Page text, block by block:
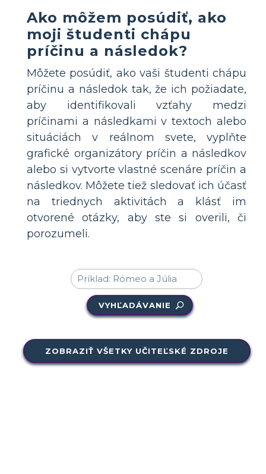
Ako môžem posúdiť, ako
moji študenti chápu
príčinu a následok?
Môžete posúdiť, ako vaši študenti chápu
príčinu a následok tak, že ich požiadate,
aby identifikovali vzťahy medzi
príčinami a následkami v textoch alebo
situáciách v reálnom svete, vyplňte
grafické organizátory príčin a následkov
alebo si vytvorte vlastné scenáre príčin a
následkov. Môžete tiež sledovať ich účasť
na triednych aktivitách a klásť im
otvorené otázky, aby ste si overili, či
porozumeli.
VYHĽADÁVANIE
ZOBRAZIŤ VŠETKY UČITEĽSKÉ ZDROJE